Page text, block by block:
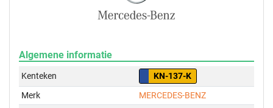
Algemene informatie
Kenteken
KN-137-K
Merk
MERCEDES-BENZ